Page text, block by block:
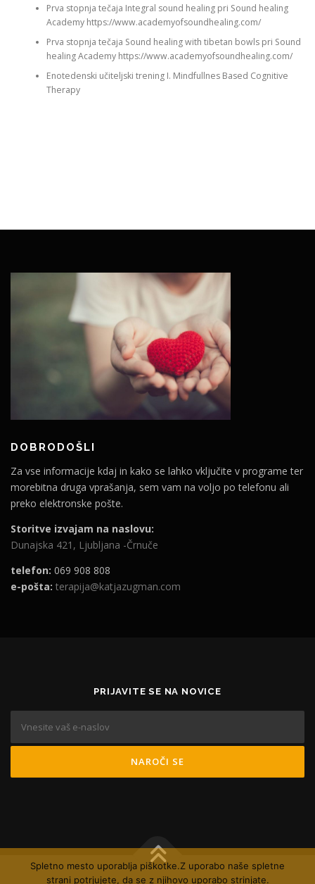
Prva stopnja tečaja Integral sound healing pri Sound healing
Academy https://www.academyofsoundhealing.com/
Prva stopnja tečaja Sound healing with tibetan bowls pri Sound
healing Academy https://www.academyofsoundhealing.com/
Enotedenski učiteljski trening I. Mindfullnes Based Cognitive
Therapy
DOBRODOŠLI
Za vse informacije kdaj in kako se lahko vključite v programe ter
morebitna druga vprašanja, sem vam na voljo po telefonu ali
preko elektronske pošte.
Storitve izvajam na naslovu:
Dunajska 421, Ljubljana -Črnuče
telefon: 069 908 808
e-pošta: terapija@katjazugman.com
PRIJAVITE SE NA NOVICE
Spletno mesto uporablja piškotke.Z uporabo naše spletne
strani potrjujete, da se z njihovo uporabo strinjate.